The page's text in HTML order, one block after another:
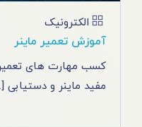
الکترونیک
آموزش تعمیر ماینر
کسب مهارت ‌های
مفید ماینر و دستیابی